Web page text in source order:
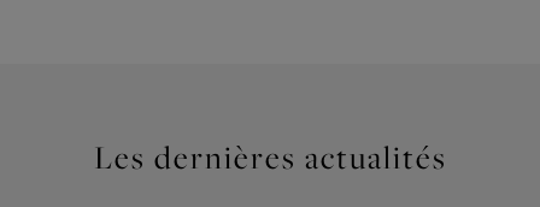
Les dernières actualités